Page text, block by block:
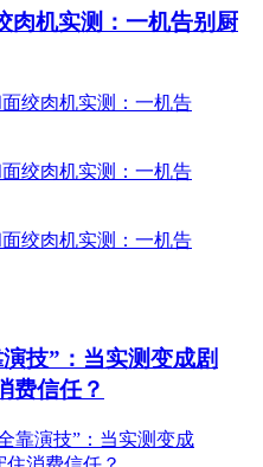
肉机实测：一机告别厨
技”：当实测变成剧
费信任？